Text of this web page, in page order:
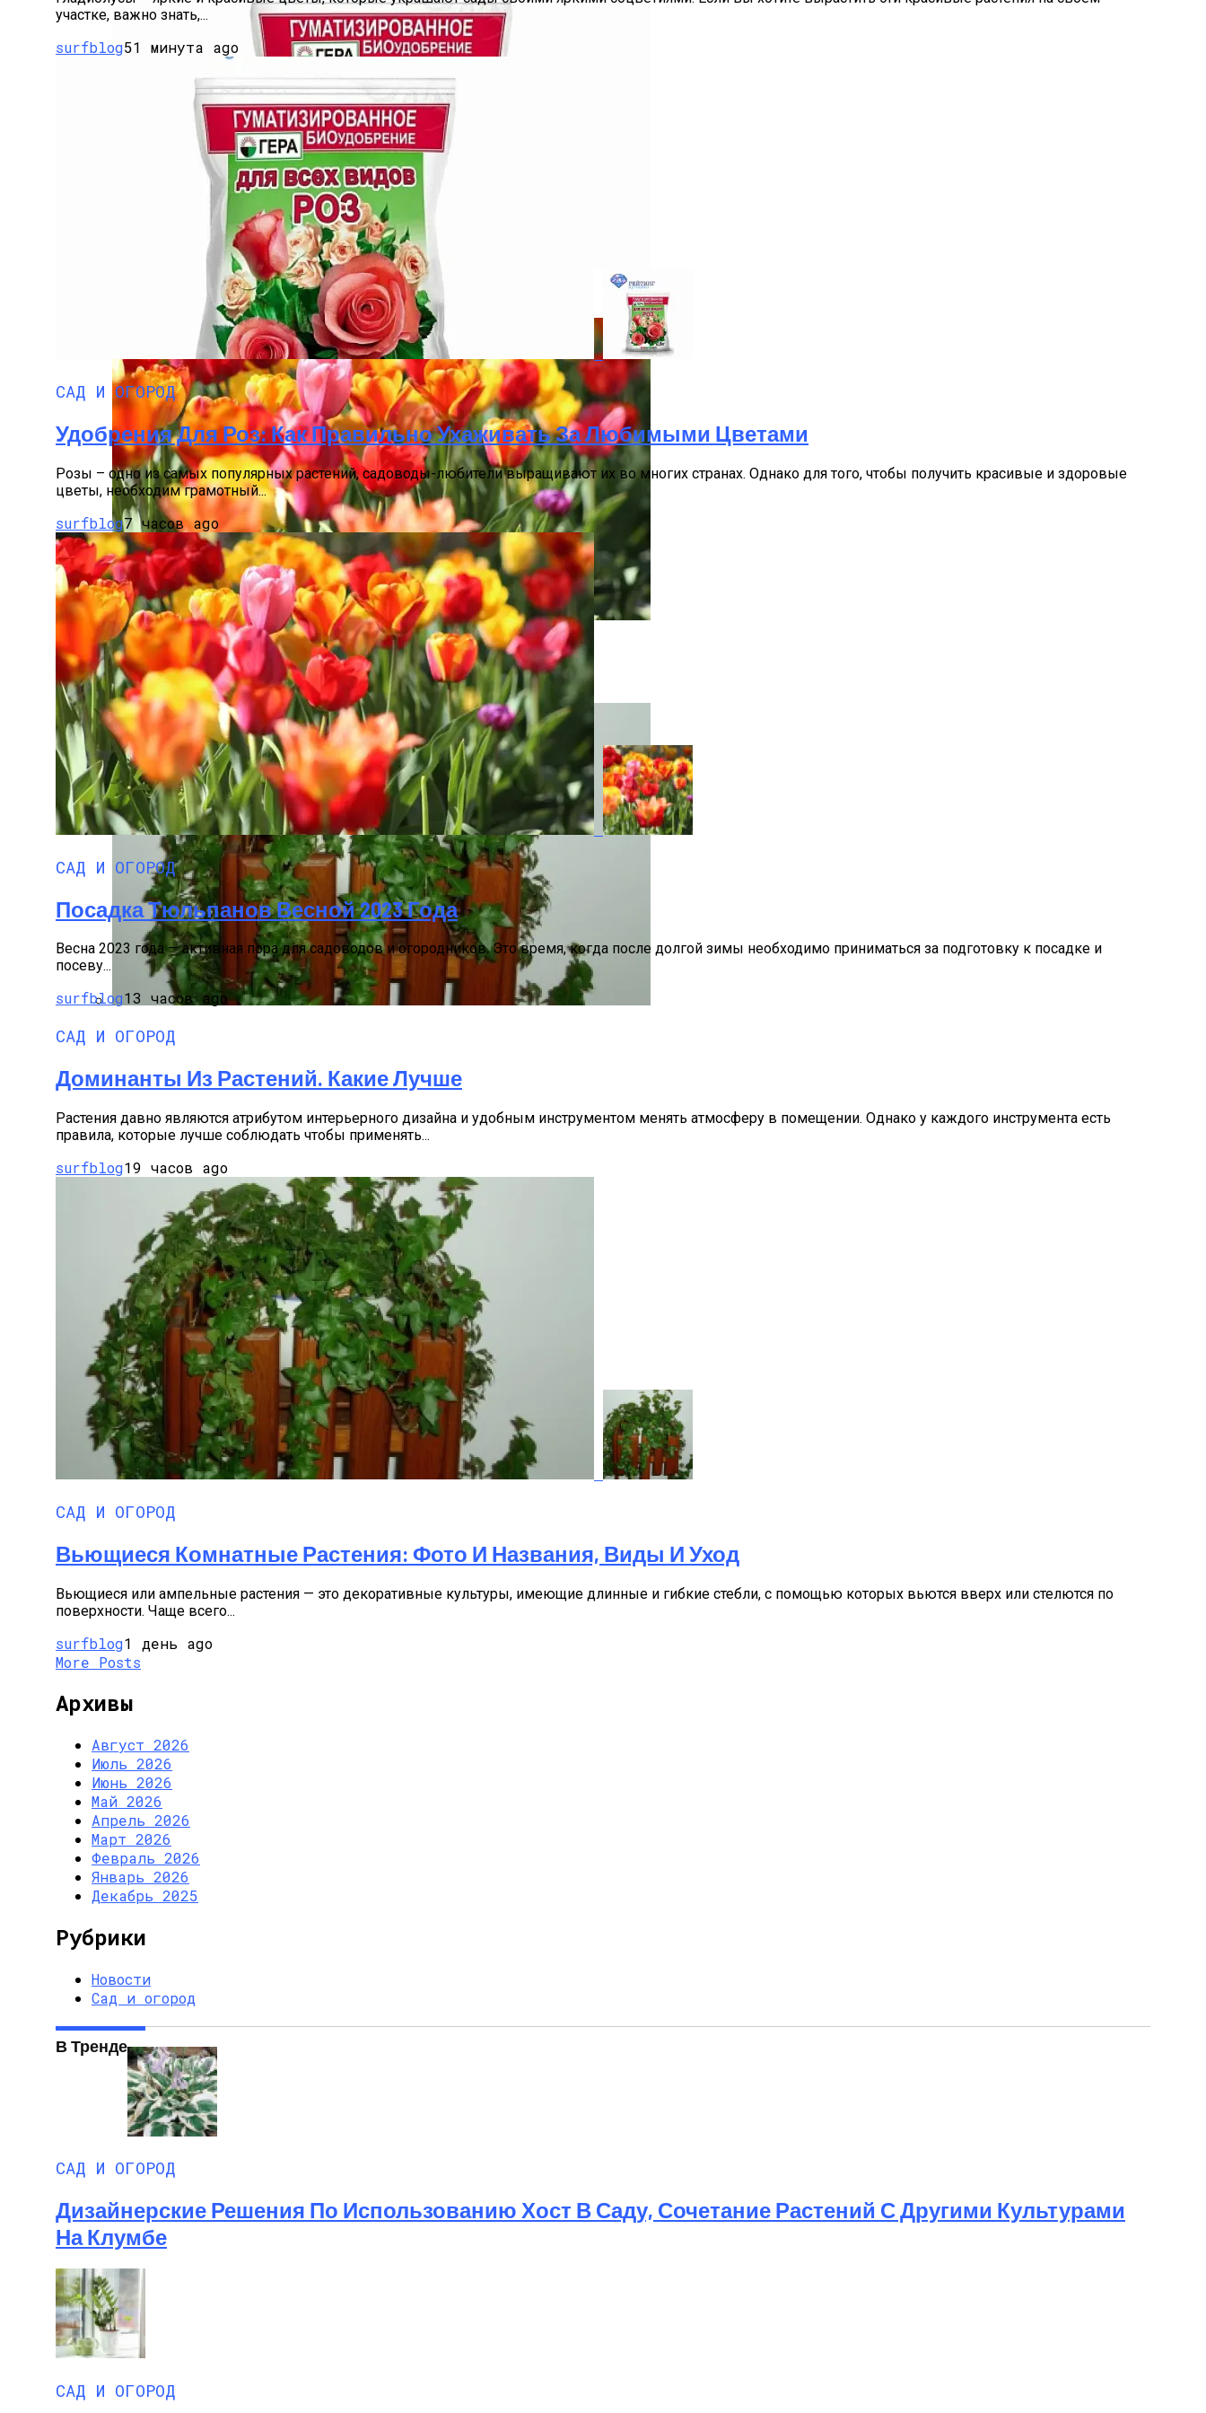
Удобрения Для Роз: Как Правильно Ухаживать За Любимыми Цветами
Посадка Тюльпанов Весной 2023 Года
Доминанты Из Растений. Какие Лучше
Вьющиеся Комнатные Растения: Фото И Названия, Виды И Уход
участке, важно знать,...
surfblog51 минута ago
САД И ОГОРОД
Удобрения Для Роз: Как Правильно Ухаживать За Любимыми Цветами
Розы – одно из самых популярных растений, садоводы-любители выращивают их во многих странах. Однако для того, чтобы получить красивые и здоровые
цветы, необходим грамотный...
surfblog7 часов ago
САД И ОГОРОД
Посадка Тюльпанов Весной 2023 Года
Весна 2023 года — активная пора для садоводов и огородников. Это время, когда после долгой зимы необходимо приниматься за подготовку к посадке и
посеву...
surfblog13 часов ago
САД И ОГОРОД
Доминанты Из Растений. Какие Лучше
Растения давно являются атрибутом интерьерного дизайна и удобным инструментом менять атмосферу в помещении. Однако у каждого инструмента есть
правила, которые лучше соблюдать чтобы применять...
surfblog19 часов ago
САД И ОГОРОД
Вьющиеся Комнатные Растения: Фото И Названия, Виды И Уход
Вьющиеся или ампельные растения — это декоративные культуры, имеющие длинные и гибкие стебли, с помощью которых вьются вверх или стелются по
поверхности. Чаще всего...
surfblog1 день ago
More Posts
Архивы
Август 2026
Июль 2026
Июнь 2026
Май 2026
Апрель 2026
Март 2026
Февраль 2026
Январь 2026
Декабрь 2025
Рубрики
Новости
Сад и огород
В Тренде
САД И ОГОРОД
Дизайнерские Решения По Использованию Хост В Саду, Сочетание Растений С Другими Культурами
На Клумбе
САД И ОГОРОД